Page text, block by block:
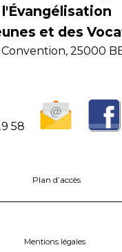
l'Évangélisation
et des
25000
58
Plan d’accès
Mentions légales